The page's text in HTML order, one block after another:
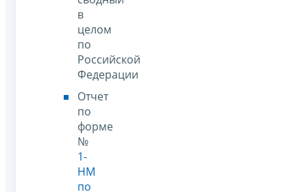
в
целом
по
Российской
Федерации
Отчет
по
форме
№
1-
НМ
по